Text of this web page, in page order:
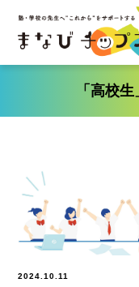
「高校
2024.10.11